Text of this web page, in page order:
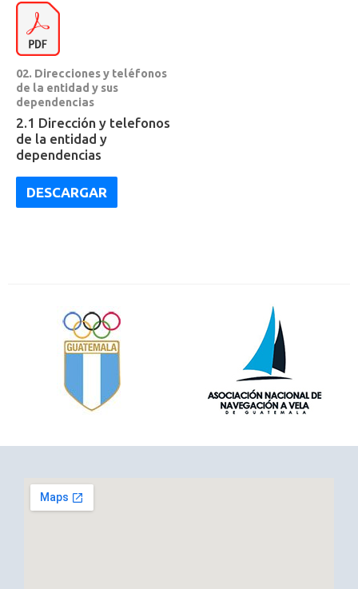
02. Direcciones y teléfonos
de la entidad y sus
dependencias
2.1 Dirección y telefonos
de la entidad y
dependencias
DESCARGAR